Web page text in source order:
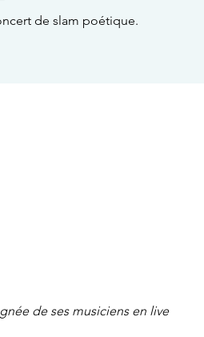
de slam poétique.
de ses musiciens en live